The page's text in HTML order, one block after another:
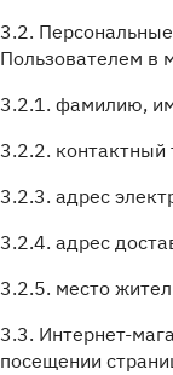
3.2.
Пользователем в
3.2.1. фамилию,
3.2.2. контактный
3.2.3. адрес
3.2.4. адрес
3.2.5. место
3.3. Интернет-
посещении